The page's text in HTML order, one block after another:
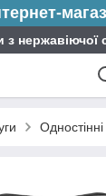
нержавіючої